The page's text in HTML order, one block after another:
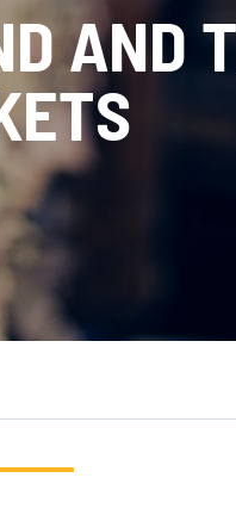
S’INFORMER
L’actualité du Geres
L’actualité des
AND